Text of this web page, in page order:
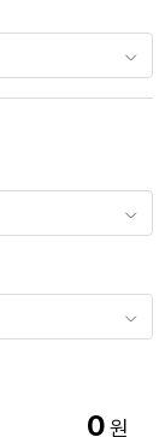
0원